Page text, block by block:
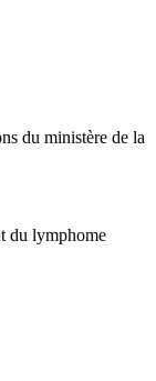
du ministère de la
du lymphome